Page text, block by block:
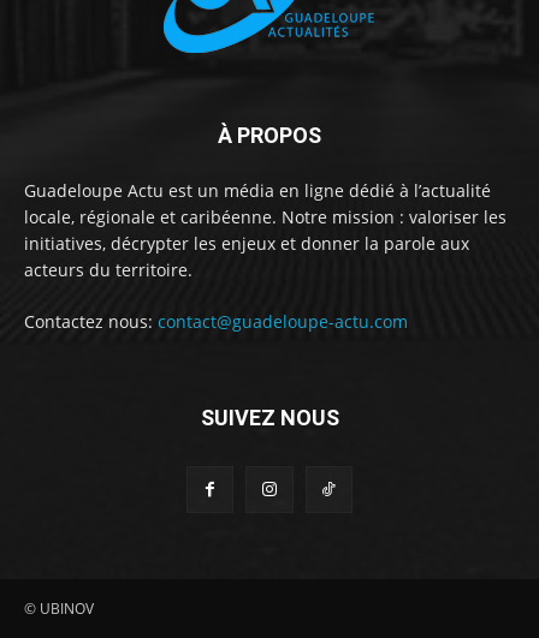
À PROPOS
Guadeloupe Actu est un média en ligne dédié à l’actualité
locale, régionale et caribéenne. Notre mission : valoriser les
initiatives, décrypter les enjeux et donner la parole aux
acteurs du territoire.
Contactez nous: contact@guadeloupe-actu.com
SUIVEZ NOUS
© UBINOV